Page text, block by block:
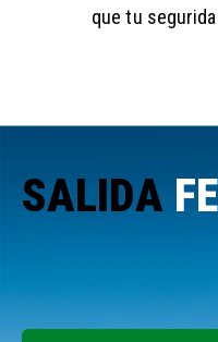
que tu
SALIDA